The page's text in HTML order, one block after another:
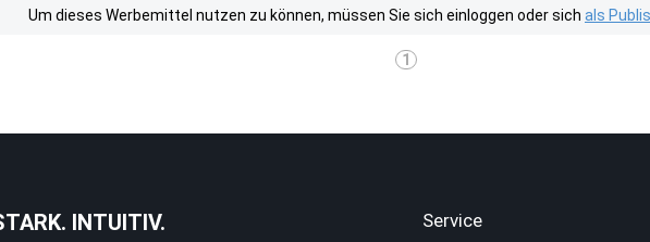
Um dieses Werbemittel nutzen zu können, müssen Sie sich einloggen oder sich als
1
INTUITIV. Service